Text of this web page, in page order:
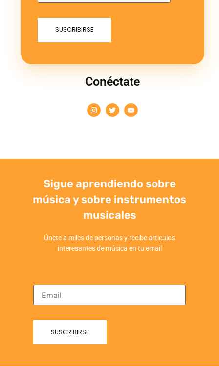
Conéctate
Sigue aprendiendo sobre
música y sobre instrumentos
musicales
Únete a miles de personas y recibe articulos
interesantes de música en tu email